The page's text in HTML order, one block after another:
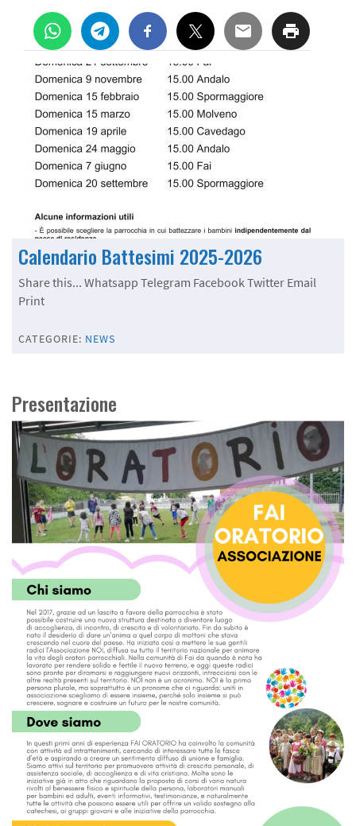
Calendario Battesimi 2025-2026
Share this... Whatsapp Telegram Facebook Twitter Email
Print
CATEGORIE: NEWS
Presentazione